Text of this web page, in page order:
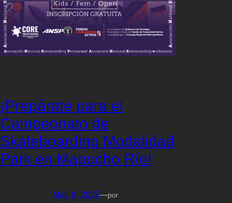
¡Prepárate para el
Campeonato de
Skateboarding Modalidad
Park en Mapocho Río!
May 9, 2025—por